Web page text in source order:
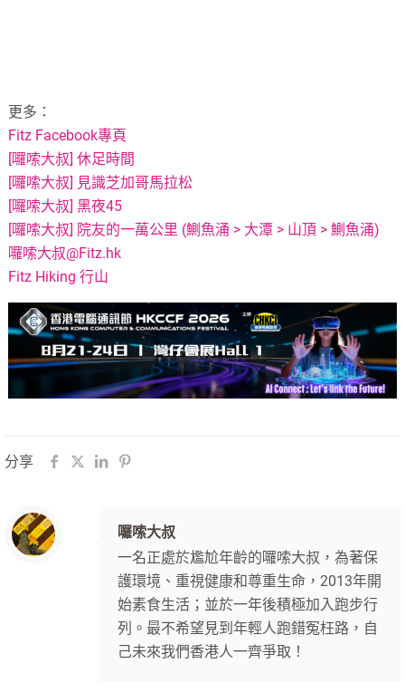
更多：
Fitz Facebook專頁
[囉嗦大叔] 休足時間
[囉嗦大叔] 見識芝加哥馬拉松
[囉嗦大叔] 黑夜45
[囉嗦大叔] 院友的一萬公里 (鰂魚涌 > 大潭 > 山頂 > 鰂魚涌)
囉嗦大叔@Fitz.hk
Fitz Hiking 行山
分享
囉嗦大叔
一名正處於尷尬年齡的囉嗦大叔，為著保
護環境、重視健康和尊重生命，2013年開
始素食生活；並於一年後積極加入跑步行
列。最不希望見到年輕人跑錯冤枉路，自
己未來我們香港人一齊爭取！